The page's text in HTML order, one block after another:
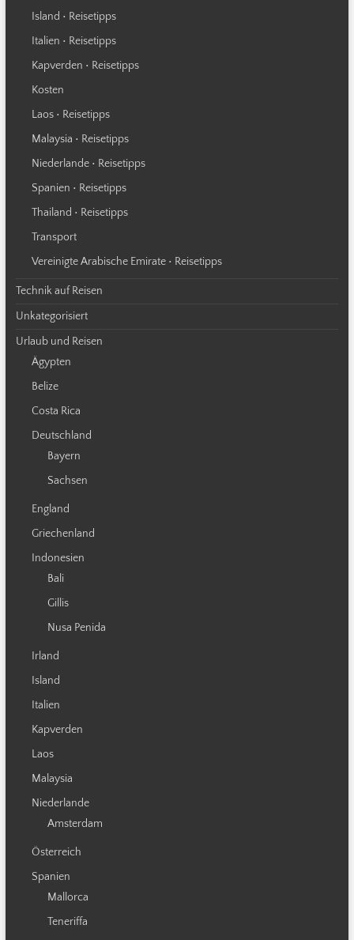
Island • Reisetipps
Italien • Reisetipps
Kapverden • Reisetipps
Kosten
Laos • Reisetipps
Malaysia • Reisetipps
Niederlande • Reisetipps
Spanien • Reisetipps
Thailand • Reisetipps
Transport
Vereinigte Arabische Emirate • Reisetipps
Technik auf Reisen
Unkategorisiert
Urlaub und Reisen
Ägypten
Belize
Costa Rica
Deutschland
Bayern
Sachsen
England
Griechenland
Indonesien
Bali
Gillis
Nusa Penida
Irland
Island
Italien
Kapverden
Laos
Malaysia
Niederlande
Amsterdam
Österreich
Spanien
Mallorca
Teneriffa